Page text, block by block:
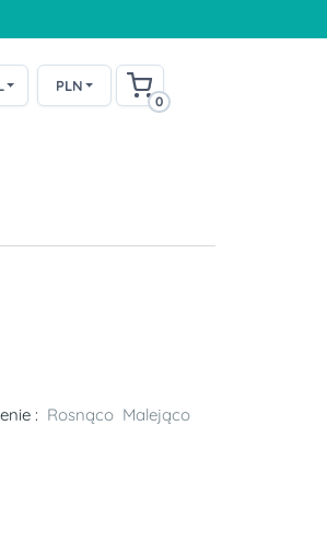
PLN
0
: Rosnąco Malejąco